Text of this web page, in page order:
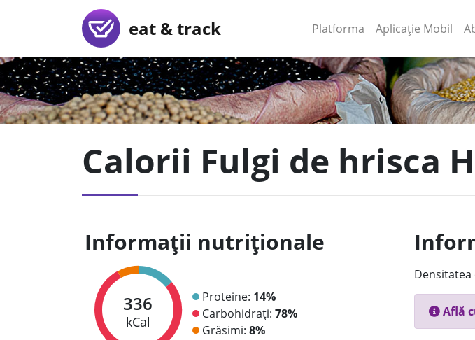
eat & track Platforma (current)
Aplicație Mobil
Calorii Fulgi de hrisca
Informații nutriționale
336
kCal
Proteine: 14%
Carbohidrați: 78%
Grăsimi: 8%
Densitatea
Află